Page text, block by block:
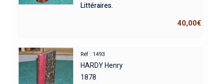
Littéraires.
40,00€
Réf : 1493
HARDY Henry
1878